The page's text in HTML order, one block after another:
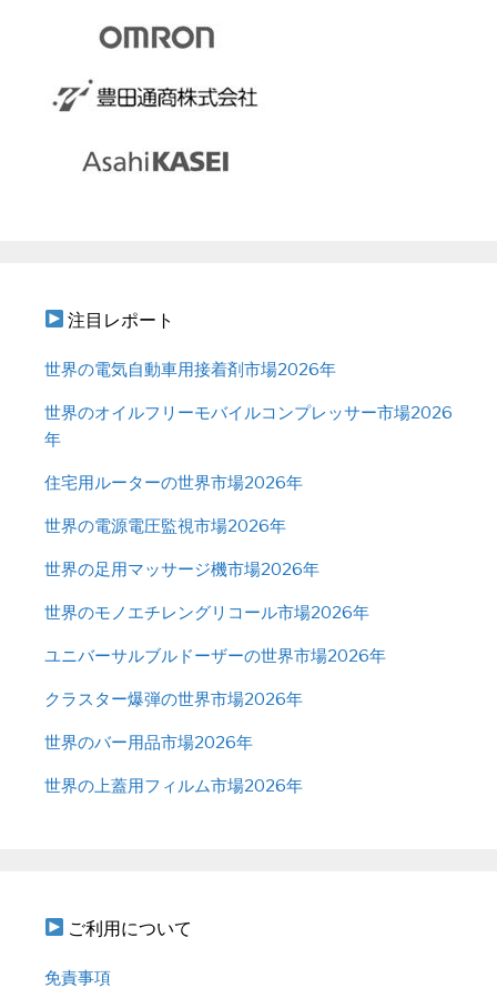
注目レポート
世界の電気自動車用接着剤市場2026年
世界のオイルフリーモバイルコンプレッサー市場2026
年
住宅用ルーターの世界市場2026年
世界の電源電圧監視市場2026年
世界の足用マッサージ機市場2026年
世界のモノエチレングリコール市場2026年
ユニバーサルブルドーザーの世界市場2026年
クラスター爆弾の世界市場2026年
世界のバー用品市場2026年
世界の上蓋用フィルム市場2026年
ご利用について
免責事項